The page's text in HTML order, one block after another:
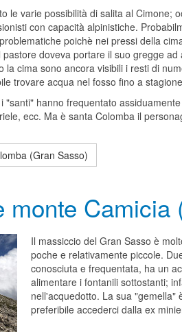
le varie possibilità di salita al
con capacità alpinistiche.
poichè nei pressi della
doveva portare il suo gregge
la cima sono ancora visibili i resti di
trovare acqua nel fosso fino a
"santi" hanno frequentato
ecc. Ma è santa Colomba il
(Gran Sasso)
monte Camicia
Il massiccio del Gran Sasso è
poche e relativamente piccole.
conosciuta e frequentata, ha un
alimentare i fontanili sottostanti;
nell'acquedotto. La sua
preferibile accederci dalla ex